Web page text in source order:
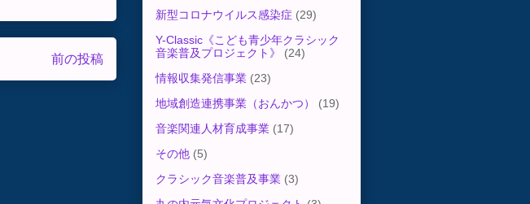
前の投稿
新型コロナウイルス感染症 (29)
Y-Classic《こども青少年クラシック
音楽普及プロジェクト》
(24)
情報収集発信事業 (23)
地域創造連携事業（おんかつ）
(19)
音楽関連人材育成事業 (17)
その他 (5)
クラシック音楽普及事業 (3)